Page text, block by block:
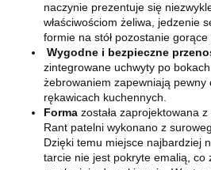
naczynie prezentuje się
właściwościom żeliwa, jedzenie
formie na stół pozostanie gorące
Wygodne i bezpieczne
zintegrowane uchwyty po
żebrowaniem zapewniają pewny
rękawicach kuchennych.
Forma została zaprojektowana z
Rant patelni wykonano z
Dzięki temu miejsce najbardziej
tarcie nie jest pokryte emalią, co